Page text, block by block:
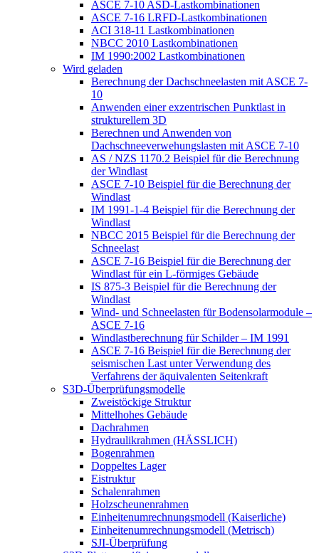
ASCE 7-10 ASD-Lastkombinationen
ASCE 7-16 LRFD-Lastkombinationen
ACI 318-11 Lastkombinationen
NBCC 2010 Lastkombinationen
IM 1990:2002 Lastkombinationen
Wird geladen
Berechnung der Dachschneelasten mit ASCE 7-
10
Anwenden einer exzentrischen Punktlast in
strukturellem 3D
Berechnen und Anwenden von
Dachschneeverwehungslasten mit ASCE 7-10
AS / NZS 1170.2 Beispiel für die Berechnung
der Windlast
ASCE 7-10 Beispiel für die Berechnung der
Windlast
IM 1991-1-4 Beispiel für die Berechnung der
Windlast
NBCC 2015 Beispiel für die Berechnung der
Schneelast
ASCE 7-16 Beispiel für die Berechnung der
Windlast für ein L-förmiges Gebäude
IS 875-3 Beispiel für die Berechnung der
Windlast
Wind- und Schneelasten für Bodensolarmodule –
ASCE 7-16
Windlastberechnung für Schilder – IM 1991
ASCE 7-16 Beispiel für die Berechnung der
seismischen Last unter Verwendung des
Verfahrens der äquivalenten Seitenkraft
S3D-Überprüfungsmodelle
Zweistöckige Struktur
Mittelhohes Gebäude
Dachrahmen
Hydraulikrahmen (HÄSSLICH)
Bogenrahmen
Doppeltes Lager
Eistruktur
Schalenrahmen
Holzscheunenrahmen
Einheitenumrechnungsmodell (Kaiserliche)
Einheitenumrechnungsmodell (Metrisch)
SJI-Überprüfung